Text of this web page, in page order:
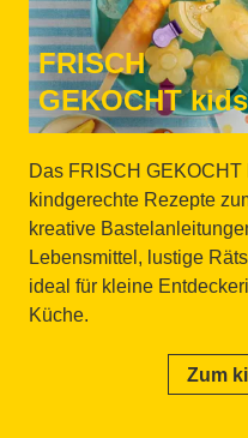
FRISCH
GEKOCHT kids
Das FRISCH
kindgerechte Rezepte
kreative
Lebensmittel, lustige
ideal für kleine
Küche.
Zum